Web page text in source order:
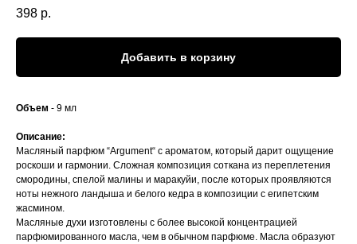
398 р.
Добавить в корзину
Объем - 9 мл
Описание:
Масляный парфюм “Argument“ с ароматом, который дарит ощущение
роскоши и гармонии. Сложная композиция соткана из переплетения
смородины, спелой малины и маракуйи, после которых проявляются
ноты нежного ландыша и белого кедра в композиции с египетским
жасмином.
Масляные духи изготовлены с более высокой концентрацией
парфюмированного масла, чем в обычном парфюме. Масла образуют